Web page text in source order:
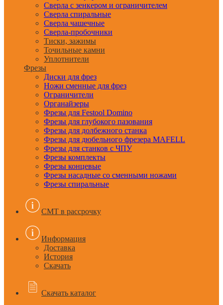
Сверла с зенкером и ограничителем
Сверла спиральные
Сверла чашечные
Сверла-пробочники
Тиски, зажимы
Точильные камни
Уплотнители
Фрезы
Диски для фрез
Ножи сменные для фрез
Ограничители
Органайзеры
Фрезы для Festool Domino
Фрезы для глубокого пазования
Фрезы для долбежного станка
Фрезы для дюбельного фрезера MAFELL
Фрезы для станков с ЧПУ
Фрезы комплекты
Фрезы концевые
Фрезы насадные со сменными ножами
Фрезы спиральные
CMT в рассрочку
Информация
Доставка
История
Скачать
Скачать каталог